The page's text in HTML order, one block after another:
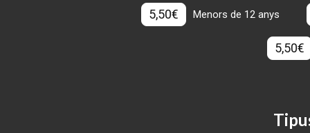
5,50€ Menors de 12 anys
5,50€